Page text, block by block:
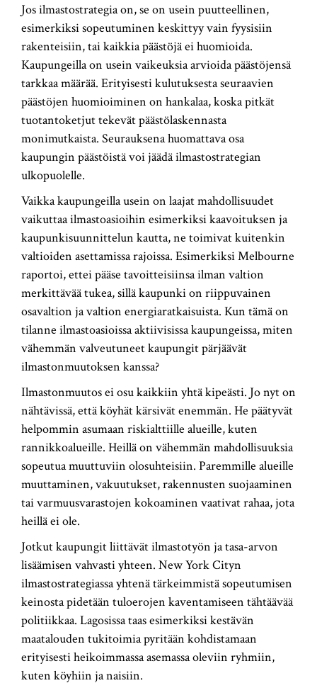
Jos ilmastostrategia on, se on usein puutteellinen,
esimerkiksi sopeutuminen keskittyy vain fyysisiin
rakenteisiin, tai kaikkia päästöjä ei huomioida.
Kaupungeilla on usein vaikeuksia arvioida päästöjensä
tarkkaa määrää. Erityisesti kulutuksesta seuraavien
päästöjen huomioiminen on hankalaa, koska pitkät
tuotantoketjut tekevät päästölaskennasta
monimutkaista. Seurauksena huomattava osa
kaupungin päästöistä voi jäädä ilmastostrategian
ulkopuolelle.
Vaikka kaupungeilla usein on laajat mahdollisuudet
vaikuttaa ilmastoasioihin esimerkiksi kaavoituksen ja
kaupunkisuunnittelun kautta, ne toimivat kuitenkin
valtioiden asettamissa rajoissa. Esimerkiksi Melbourne
raportoi, ettei pääse tavoitteisiinsa ilman valtion
merkittävää tukea, sillä kaupunki on riippuvainen
osavaltion ja valtion energiaratkaisuista. Kun tämä on
tilanne ilmastoasioissa aktiivisissa kaupungeissa, miten
vähemmän valveutuneet kaupungit pärjäävät
ilmastonmuutoksen kanssa?
Ilmastonmuutos ei osu kaikkiin yhtä kipeästi. Jo nyt on
nähtävissä, että köyhät kärsivät enemmän. He päätyvät
helpommin asumaan riskialttiille alueille, kuten
rannikkoalueille. Heillä on vähemmän mahdollisuuksia
sopeutua muuttuviin olosuhteisiin. Paremmille alueille
muuttaminen, vakuutukset, rakennusten suojaaminen
tai varmuusvarastojen kokoaminen vaativat rahaa, jota
heillä ei ole.
Jotkut kaupungit liittävät ilmastotyön ja tasa-arvon
lisäämisen vahvasti yhteen. New York Cityn
ilmastostrategiassa yhtenä tärkeimmistä sopeutumisen
keinosta pidetään tuloerojen kaventamiseen tähtäävää
politiikkaa. Lagosissa taas esimerkiksi kestävän
maatalouden tukitoimia pyritään kohdistamaan
erityisesti heikoimmassa asemassa oleviin ryhmiin,
kuten köyhiin ja naisiin.